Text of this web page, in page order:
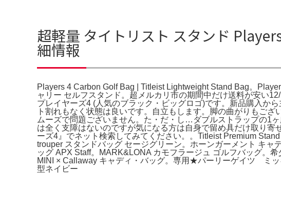
超軽量 タイトリスト スタンド
細情報
Players 4 Carbon Golf Bag | Titleist Lightweight Stand Bag。
ャリー セルフスタンド。超メルカリ市の期間中だけ送料が安い
プレイヤーズ4 (人気のブラック・ビッグロゴ)です。新品購入か
ト割れもなく状態は良いです。自立もします。脚の曲がりもご
ムーズで問題ございません。た・だ・し…ダブルストラップの1
は全く支障はないのですが気になる方は自身で留め具だけ取り
ーズ4』でネット検索してみてください。。Titleist Premium
trouper スタンドバッグ セージグリーン。ホーンガーメント キ
ッグ APX Staff。MARK&LONA カモフラージュ ゴルフバッ
MINI × Callaway キャディ・バッグ。専用★パーリーゲイツ ミ
型ネイビー